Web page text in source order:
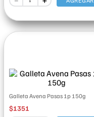
Galleta Avena Pasas 1p 150g
$1351